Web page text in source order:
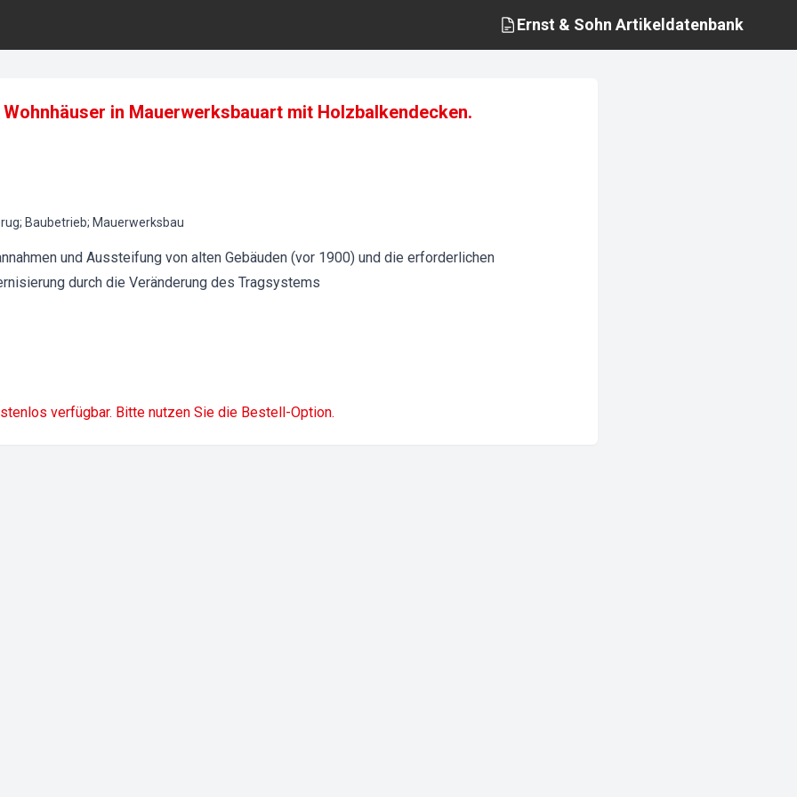
Ernst & Sohn Artikeldatenbank
Wohnhäuser in Mauerwerksbauart mit Holzbalkendecken.
Baubetrieb; Mauerwerksbau
und Aussteifung von alten Gebäuden (vor 1900) und die erforderlichen
durch die Veränderung des Tragsystems
verfügbar. Bitte nutzen Sie die Bestell-Option.